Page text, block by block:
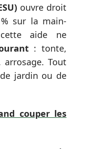
ouvre droit
sur la main-
aide ne
: tonte,
Tout
jardin ou de
couper les